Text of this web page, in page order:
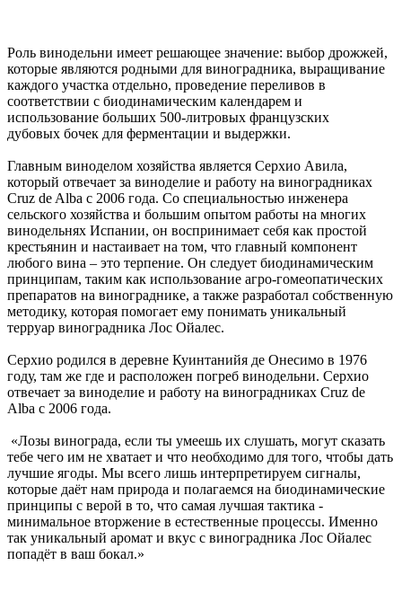
Роль винодельни имеет решающее значение: выбор дрожжей,
которые являются родными для виноградника, выращивание
каждого участка отдельно, проведение переливов в
соответствии с биодинамическим календарем и
использование больших 500-литровых французских
дубовых бочек для ферментации и выдержки.
Главным виноделом хозяйства является Серхио Авила,
который отвечает за виноделие и работу на виноградниках
Cruz de Alba с 2006 года. Со специальностью инженера
сельского хозяйства и большим опытом работы на многих
винодельнях Испании, он воспринимает себя как простой
крестьянин и настаивает на том, что главный компонент
любого вина – это терпение. Он следует биодинамическим
принципам, таким как использование агро-гомеопатических
препаратов на винограднике, а также разработал собственную
методику, которая помогает ему понимать уникальный
терруар виноградника Лос Ойалес.
Серхио родился в деревне Куинтанийя де Онесимо в 1976
году, там же где и расположен погреб винодельни. Серхио
отвечает за виноделие и работу на виноградниках Cruz de
Alba с 2006 года.
«Лозы винограда, если ты умеешь их слушать, могут сказать
тебе чего им не хватает и что необходимо для того, чтобы дать
лучшие ягоды. Мы всего лишь интерпретируем сигналы,
которые даёт нам природа и полагаемся на биодинамические
принципы с верой в то, что самая лучшая тактика -
минимальное вторжение в естественные процессы. Именно
так уникальный аромат и вкус с виноградника Лос Ойалес
попадёт в ваш бокал.»